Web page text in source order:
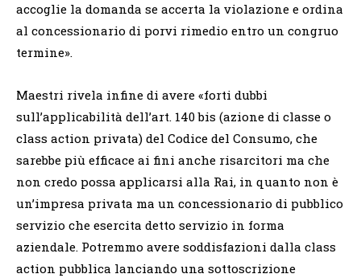
accoglie la domanda se accerta la violazione e ordina
al concessionario di porvi rimedio entro un congruo
termine».
Maestri rivela infine di avere «forti dubbi
sull’applicabilità dell’art. 140 bis (azione di classe o
class action privata) del Codice del Consumo, che
sarebbe più efficace ai fini anche risarcitori ma che
non credo possa applicarsi alla Rai, in quanto non è
un’impresa privata ma un concessionario di pubblico
servizio che esercita detto servizio in forma
aziendale. Potremmo avere soddisfazioni dalla class
action pubblica lanciando una sottoscrizione